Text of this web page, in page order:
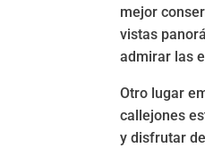
mejor
vistas
admirar las
Otro lugar
callejones
y disfrutar